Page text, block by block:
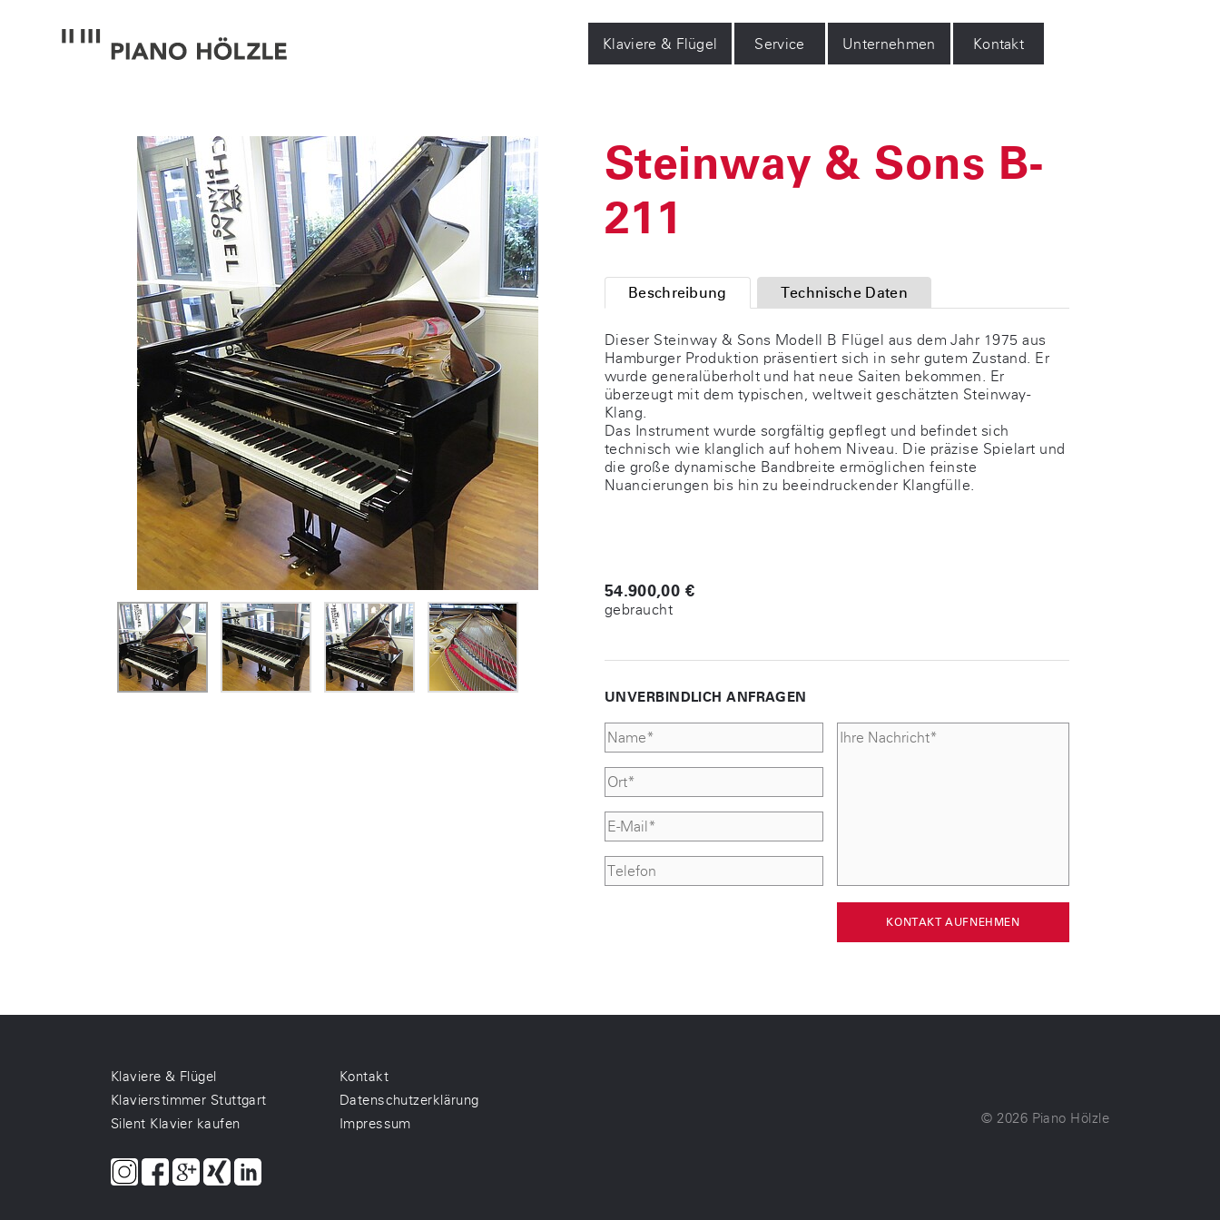
Klaviere & Flügel Service Unternehmen Kontakt
Steinway & Sons B-
211
Beschreibung Technische Daten
Dieser Steinway & Sons Modell B Flügel aus dem Jahr 1975 aus
Hamburger Produktion präsentiert sich in sehr gutem Zustand. Er
wurde generalüberholt und hat neue Saiten bekommen. Er
überzeugt mit dem typischen, weltweit geschätzten Steinway-
Klang.
Das Instrument wurde sorgfältig gepflegt und befindet sich
technisch wie klanglich auf hohem Niveau. Die präzise Spielart und
die große dynamische Bandbreite ermöglichen feinste
Nuancierungen bis hin zu beeindruckender Klangfülle.
54.900,00 €
gebraucht
UNVERBINDLICH ANFRAGEN
KONTAKT AUFNEHMEN
Klaviere & Flügel
Klavierstimmer Stuttgart
Silent Klavier kaufen
Kontakt
Datenschutzerklärung
Impressum
© 2026 Piano Hölzle